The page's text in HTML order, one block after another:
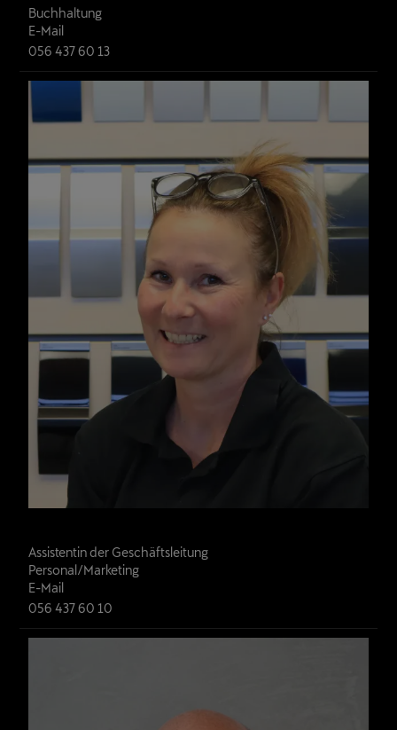
Buchhaltung
E-Mail
056 437 60 13
Assistentin der Geschäftsleitung
Personal/Marketing
E-Mail
056 437 60 10